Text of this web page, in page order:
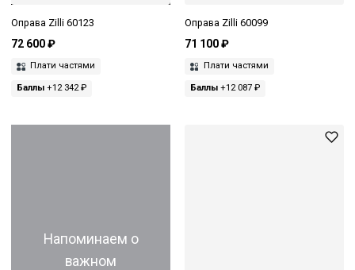
Оправа Zilli 60123
72 600 ₽
Плати частями
Баллы +12 342 ₽
Оправа Zilli 60099
71 100 ₽
Плати частями
Баллы+12 087 ₽
Напоминаем о
важном